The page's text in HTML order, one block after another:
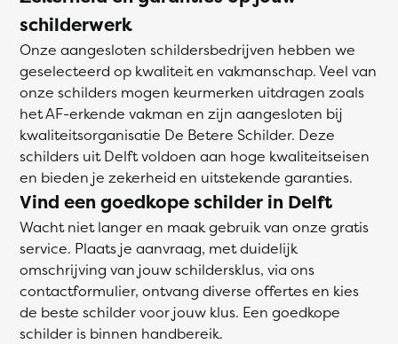
schilderwerk
Onze aangesloten schildersbedrijven hebben we
geselecteerd op kwaliteit en vakmanschap. Veel van
onze schilders mogen keurmerken uitdragen zoals
het AF-erkende vakman en zijn aangesloten bij
kwaliteitsorganisatie De Betere Schilder. Deze
schilders uit Delft voldoen aan hoge kwaliteitseisen
en bieden je zekerheid en uitstekende garanties.
Vind een goedkope schilder in Delft
Wacht niet langer en maak gebruik van onze gratis
service. Plaats je aanvraag, met duidelijk
omschrijving van jouw schildersklus, via ons
contactformulier, ontvang diverse offertes en kies
de beste schilder voor jouw klus. Een goedkope
schilder is binnen handbereik.